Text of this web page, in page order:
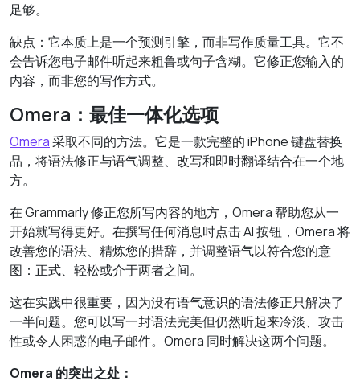
足够。
缺点：它本质上是一个预测引擎，而非写作质量工具。它不
会告诉您电子邮件听起来粗鲁或句子含糊。它修正您输入的
内容，而非您的写作方式。
Omera：最佳一体化选项
Omera采取不同的方法。它是一款完整的 iPhone 键盘替换
品，将语法修正与语气调整、改写和即时翻译结合在一个地
方。
在 Grammarly 修正您所写内容的地方，Omera 帮助您从一
开始就写得更好。在撰写任何消息时点击 AI 按钮，Omera 将
改善您的语法、精炼您的措辞，并调整语气以符合您的意
图：正式、轻松或介于两者之间。
这在实践中很重要，因为没有语气意识的语法修正只解决了
一半问题。您可以写一封语法完美但仍然听起来冷淡、攻击
性或令人困惑的电子邮件。Omera 同时解决这两个问题。
Omera 的突出之处：